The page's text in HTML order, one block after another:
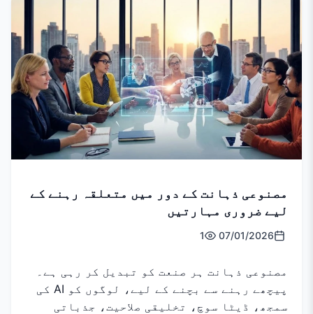
مصنوعی ذہانت کے دور میں متعلقہ رہنے کے
لیے ضروری مہارتیں
07/01/2026
1
مصنوعی ذہانت ہر صنعت کو تبدیل کر رہی ہے۔
پیچھے رہنے سے بچنے کے لیے، لوگوں کو AI کی
سمجھ، ڈیٹا سوچ، تخلیقی صلاحیت، جذباتی